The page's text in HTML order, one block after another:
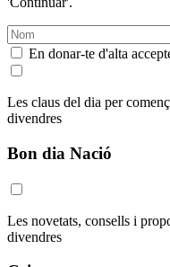
En donar-te d'alta
Les claus del dia per
divendres
Bon dia Nació
Les novetats, consells i
divendres